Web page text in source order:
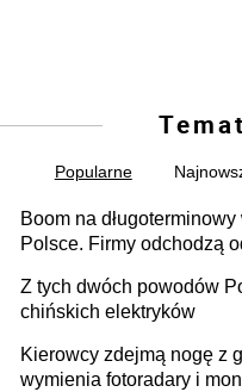
Popularne
Boom na
Polsce. Firmy odchodzą
Z tych dwóch powodów
chińskich elektryków
Kierowcy zdejmą nogę z
wymienia fotoradary i